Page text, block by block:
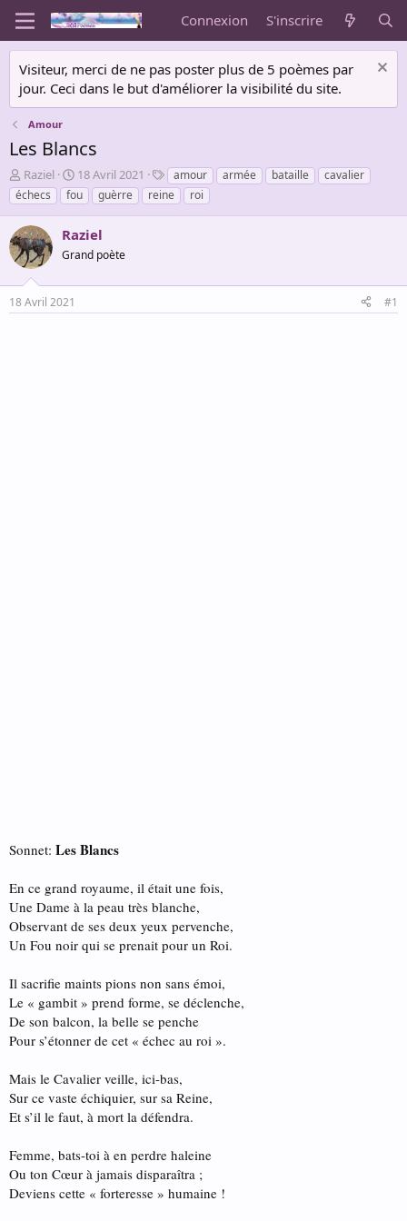
Connexion S'inscrire
Visiteur, merci de ne pas poster plus de 5 poèmes par
jour. Ceci dans le but d'améliorer la visibilité du site.
Amour
Les Blancs
A
u
t
e
u
r
d
e
l
Raziel
D
a
t
d
e
é
18 Avril 2021
T
a
g
amour armée bataille
cavalier
échecs
fou guèrre reine roi
Raziel
Grand poète
18 Avril 2021 #1
Sonnet: Les Blancs
En ce grand royaume, il était une fois,
Une Dame à la peau très blanche,
Observant de ses deux yeux pervenche,
Un Fou noir qui se prenait pour un Roi.
Il sacrifie maints pions non sans émoi,
Le « gambit » prend forme, se déclenche,
De son balcon, la belle se penche
Pour s’étonner de cet « échec au roi ».
Mais le Cavalier veille, ici-bas,
Sur ce vaste échiquier, sur sa Reine,
Et s’il le faut, à mort la défendra.
Femme, bats-toi à en perdre haleine
Ou ton Cœur à jamais disparaîtra ;
Deviens cette « forteresse » humaine !